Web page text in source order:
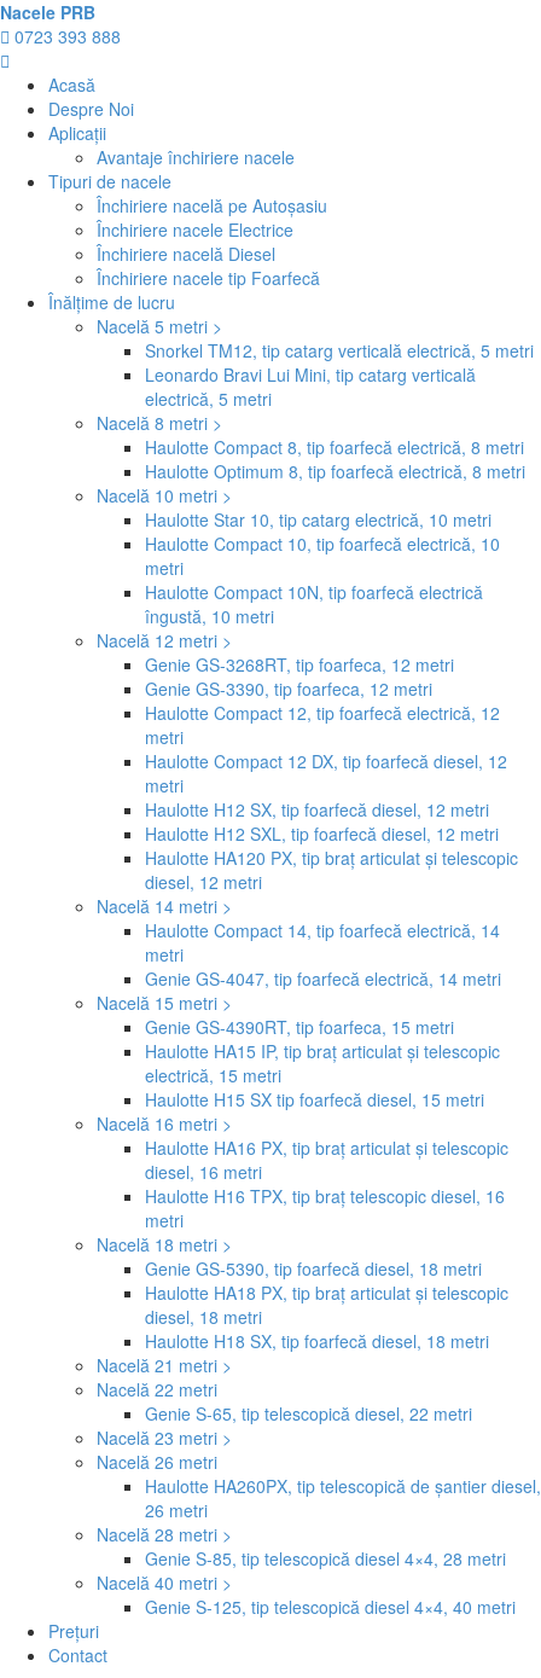
Nacele PRB
0723 393 888
Acasă
Despre Noi
Aplicații
Avantaje închiriere nacele
Tipuri de nacele
Închiriere nacelă pe Autoșasiu
Închiriere nacele Electrice
Închiriere nacelă Diesel
Închiriere nacele tip Foarfecă
Înălțime de lucru
Nacelă 5 metri >
Snorkel TM12, tip catarg verticală electrică, 5 metri
Leonardo Bravi Lui Mini, tip catarg verticală
electrică, 5 metri
Nacelă 8 metri >
Haulotte Compact 8, tip foarfecă electrică, 8 metri
Haulotte Optimum 8, tip foarfecă electrică, 8 metri
Nacelă 10 metri >
Haulotte Star 10, tip catarg electrică, 10 metri
Haulotte Compact 10, tip foarfecă electrică, 10
metri
Haulotte Compact 10N, tip foarfecă electrică
îngustă, 10 metri
Nacelă 12 metri >
Genie GS-3268RT, tip foarfeca, 12 metri
Genie GS-3390, tip foarfeca, 12 metri
Haulotte Compact 12, tip foarfecă electrică, 12
metri
Haulotte Compact 12 DX, tip foarfecă diesel, 12
metri
Haulotte H12 SX, tip foarfecă diesel, 12 metri
Haulotte H12 SXL, tip foarfecă diesel, 12 metri
Haulotte HA120 PX, tip braț articulat și telescopic
diesel, 12 metri
Nacelă 14 metri >
Haulotte Compact 14, tip foarfecă electrică, 14
metri
Genie GS-4047, tip foarfecă electrică, 14 metri
Nacelă 15 metri >
Genie GS-4390RT, tip foarfeca, 15 metri
Haulotte HA15 IP, tip braț articulat și telescopic
electrică, 15 metri
Haulotte H15 SX tip foarfecă diesel, 15 metri
Nacelă 16 metri >
Haulotte HA16 PX, tip braț articulat și telescopic
diesel, 16 metri
Haulotte H16 TPX, tip braț telescopic diesel, 16
metri
Nacelă 18 metri >
Genie GS-5390, tip foarfecă diesel, 18 metri
Haulotte HA18 PX, tip braț articulat și telescopic
diesel, 18 metri
Haulotte H18 SX, tip foarfecă diesel, 18 metri
Nacelă 21 metri >
Nacelă 22 metri
Genie S-65, tip telescopică diesel, 22 metri
Nacelă 23 metri >
Nacelă 26 metri
Haulotte HA260PX, tip telescopică de șantier diesel,
26 metri
Nacelă 28 metri >
Genie S-85, tip telescopică diesel 4×4, 28 metri
Nacelă 40 metri >
Genie S-125, tip telescopică diesel 4×4, 40 metri
Prețuri
Contact